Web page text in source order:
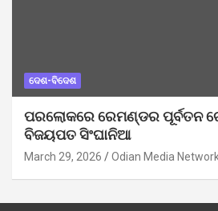
ଦେଶ-ବିଦେଶ
ପରଲୋକରେ ରେମଣ୍ଡର ପୂର୍ବତନ
ବିଜୟପତ ସିଂଘାନିଆ
March 29, 2026 Odian Media